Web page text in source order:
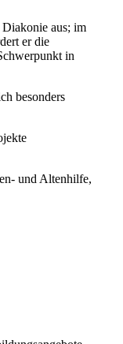
aus; im
er die
in
besonders
und Altenhilfe,